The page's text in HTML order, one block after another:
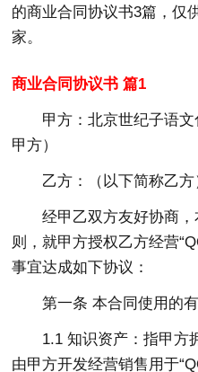
的商业合同协议书3篇，仅
家。
商业合同协议书 篇1
甲方：北京世纪子语
甲方）
乙方：（以下简称乙方
经甲乙双方友好协商
则，就甲方授权乙方经营
事宜达成如下协议：
第一条 本合同使用的
1.1 知识资产：指甲方
由甲方开发经营销售用于